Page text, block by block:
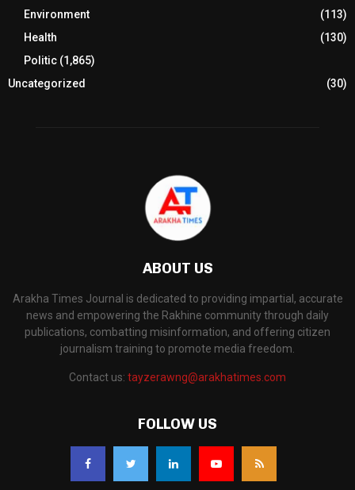
Environment
(113)
Health
(130)
Politic (1,865)
Uncategorized
(30)
ABOUT US
Arakha Times Journal is dedicated to providing impartial, accurate
news and empowering the Rakhine community through daily
publications, combatting misinformation, and offering citizen
journalism training to promote media freedom.
Contact us: tayzerawng@arakhatimes.com
FOLLOW US